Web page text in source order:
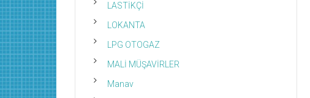
LASTİKÇİ
LOKANTA
LPG OTOGAZ
MALİ MÜŞAVİRLER
Manav